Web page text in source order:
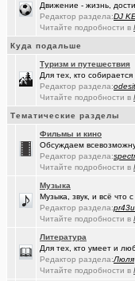
А вы уже
100% женщин!.
Специалист по
Реально полезные
Ремонт квартир/
И это все то, на что
Живопись Воронина
Ключ дверной
Консультация по
Жилищный вопрос
Движение - жизнь,
Редактор раздела:DJ
Читайте подробности в
Куда подальше
Туризм и путешествия
Для тех, кто
Редактор раздела:odesit
Читайте подробности в
Тематические разделы
Фильмы и кино
Обсуждаем
Редактор раздела:
Читайте подробности в
Музыка
Музыка, звук, и всё что с
Редактор раздела:
Читайте подробности в
Литература
Для тех, кто умеет и
Редактор раздела:Люля
Читайте подробности в